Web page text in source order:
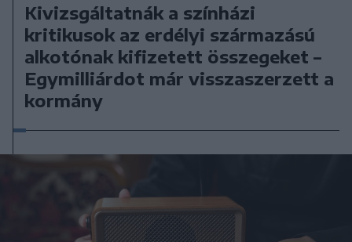
Kivizsgáltatnák a színházi
kritikusok az erdélyi származású
alkotónak kifizetett összegeket –
Egymilliárdot már visszaszerzett a
kormány